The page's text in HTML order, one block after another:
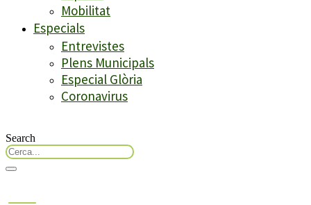
Mobilitat
Especials
Entrevistes
Plens Municipals
Especial Glòria
Coronavirus
Search